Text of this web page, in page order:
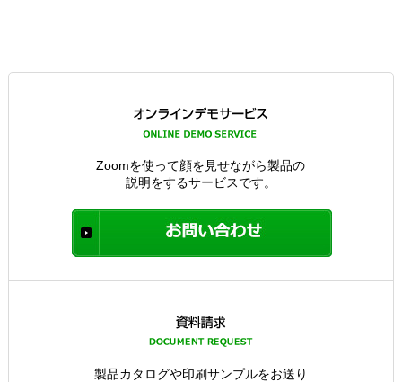
Zoomを使って顔を見せながら製品の
説明をするサービスです。
製品カタログや印刷サンプルをお送り